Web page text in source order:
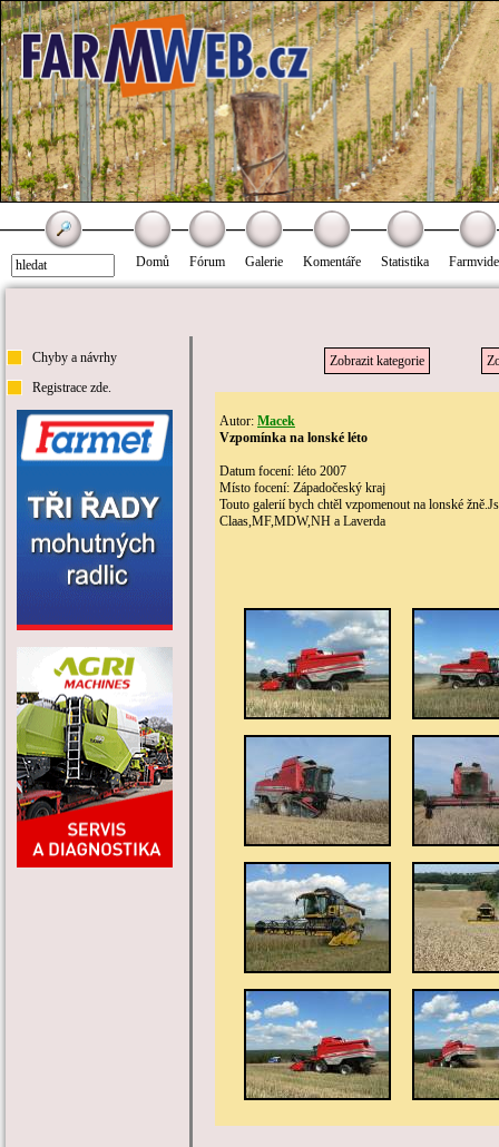
Domů Fórum Galerie Komentáře Statistika
Chyby a návrhy
Registrace zde.
Zobrazit kategorie
Autor: Macek
Vzpomínka na lonské léto
Datum focení: léto 2007
Místo focení: Západočeský kraj
Touto galerií bych chtěl vzpomenout na lonské
Claas,MF,MDW,NH a Laverda